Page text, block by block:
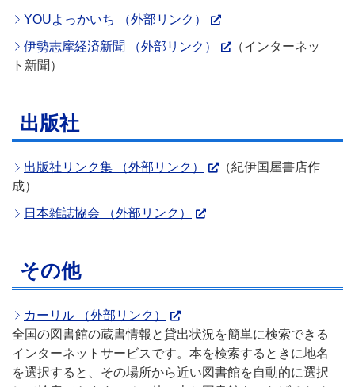
YOUよっかいち （外部リンク）
伊勢志摩経済新聞 （外部リンク）
（インターネッ
ト新聞）
出版社
出版社リンク集 （外部リンク）
（紀伊国屋書店作
成）
日本雑誌協会 （外部リンク）
その他
カーリル （外部リンク）
全国の図書館の蔵書情報と貸出状況を簡単に検索できる
インターネットサービスです。本を検索するときに地名
を選択すると、その場所から近い図書館を自動的に選択